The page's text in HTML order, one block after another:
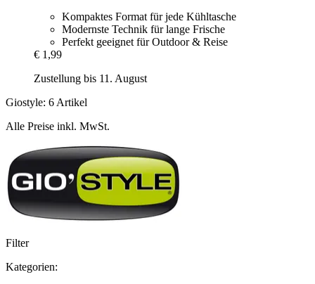
Kompaktes Format für jede Kühltasche
Modernste Technik für lange Frische
Perfekt geeignet für Outdoor & Reise
€ 1,99
Zustellung bis 11. August
Giostyle: 6 Artikel
Alle Preise inkl. MwSt.
Filter
Kategorien: